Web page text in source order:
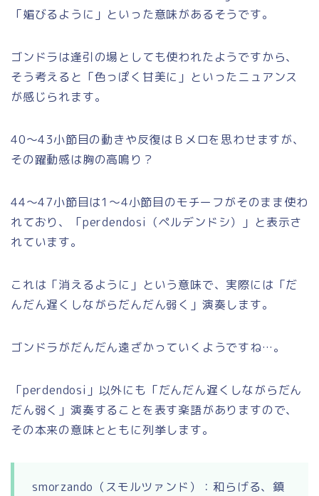
「媚びるように」といった意味があるそうです。
ゴンドラは逢引の場としても使われたようですから、
そう考えると「色っぽく甘美に」といったニュアンス
が感じられます。
40～43小節目の動きや反復はＢメロを思わせますが、
その躍動感は胸の高鳴り？
44～47小節目は1～4小節目のモチーフがそのまま使わ
れており、「perdendosi（ペルデンドシ）」と表示さ
れています。
これは「消えるように」という意味で、実際には「だ
んだん遅くしながらだんだん弱く」演奏します。
ゴンドラがだんだん遠ざかっていくようですね…。
「perdendosi」以外にも「だんだん遅くしながらだん
だん弱く」演奏することを表す楽語がありますので、
その本来の意味とともに列挙します。
smorzando（スモルツァンド）：和らげる、鎮